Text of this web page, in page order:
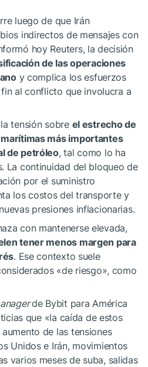
luego de que Irán
indirectos de mensajes con
hoy Reuters, la decisión
de las operaciones
y complica los esfuerzos
al conflicto que involucra a
tensión sobre el estrecho de
más importantes
de petróleo, tal como lo ha
La continuidad del bloqueo de
por el suministro
los costos del transporte y
presiones inflacionarias.
con mantenerse elevada,
tener menos margen para
. Ese contexto suele
«de riesgo», como
de Bybit para América
que «la caída de estos
de las tensiones
Unidos e Irán, movimientos
varios meses de suba, salidas